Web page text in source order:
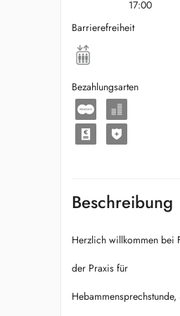
17:00
Barrierefreiheit
Bezahlungsarten
Beschreibung
Herzlich willkommen bei
der Praxis für